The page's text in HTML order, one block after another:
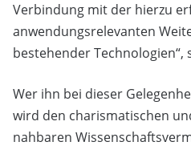
Verbindung mit der hierzu
anwendungsrelevanten
bestehender Technologien“,
Wer ihn bei dieser
wird den charismatischen
nahbaren